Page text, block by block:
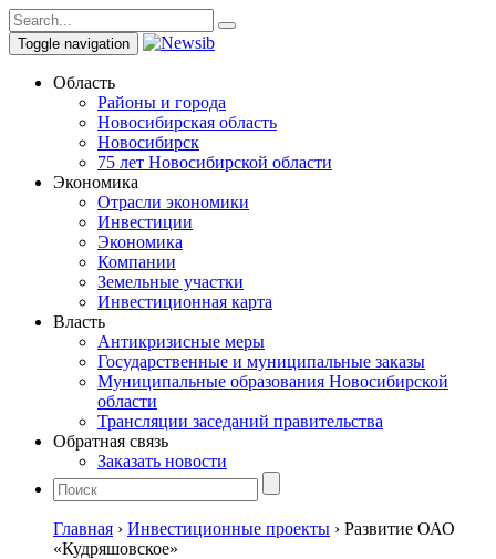
Toggle navigation
Область
Районы и города
Новосибирская область
Новосибирск
75 лет Новосибирской области
Экономика
Отрасли экономики
Инвестиции
Экономика
Компании
Земельные участки
Инвестиционная карта
Власть
Антикризисные меры
Государственные и муниципальные заказы
Муниципальные образования Новосибирской
области
Трансляции заседаний правительства
Обратная связь
Заказать новости
Главная › Инвестиционные проекты › Развитие ОАО
«Кудряшовское»